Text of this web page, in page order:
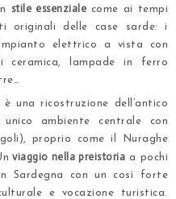
stile essenziale come ai tempi
originali delle case sarde: i
elettrico a vista con
ceramica, lampade in ferro
è unaricostruzione dell’antico
ambiente centrale con
proprio come il Nuraghe
viaggio nella preistoria a pochi
Sardegna con un così forte
e vocazione turistica.